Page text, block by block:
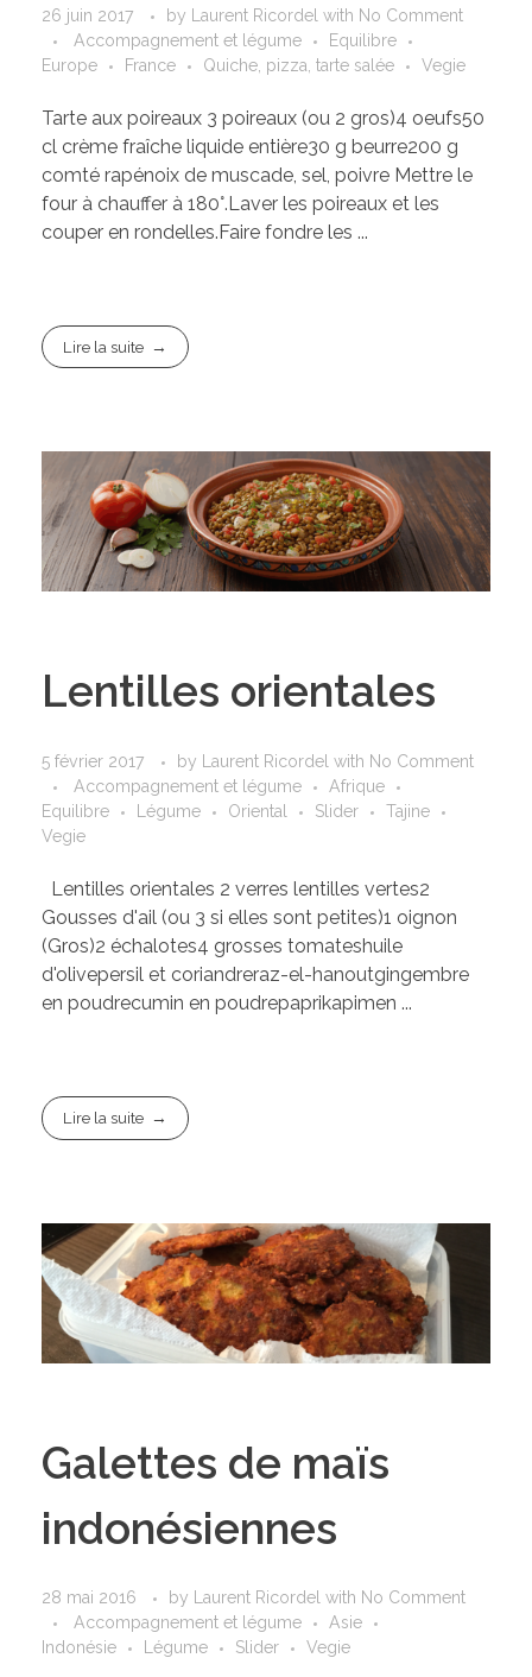
26 juin 2017 by Laurent Ricordel with No Comment
Accompagnement et légume
Equilibre
Europe
France Quiche, pizza, tarte salée Vegie
Tarte aux poireaux 3 poireaux (ou 2 gros)4 oeufs50
cl crème fraîche liquide entière30 g beurre200 g
comté rapénoix de muscade, sel, poivre Mettre le
four à chauffer à 180°.Laver les poireaux et les
couper en rondelles.Faire fondre les ...
Lire la suite
Lentilles orientales
5 février 2017 by Laurent Ricordel with No Comment
Accompagnement et légume
Afrique
Equilibre
Légume Oriental Slider
Tajine
Vegie
Lentilles orientales 2 verres lentilles vertes2
Gousses d'ail (ou 3 si elles sont petites)1 oignon
(Gros)2 échalotes4 grosses tomateshuile
d'olivepersil et coriandreraz-el-hanoutgingembre
en poudrecumin en poudrepaprikapimen ...
Lire la suite
Galettes de maïs
indonésiennes
28 mai 2016 by Laurent Ricordel with No Comment
Accompagnement et légume
Asie
Indonésie
Légume Slider Vegie